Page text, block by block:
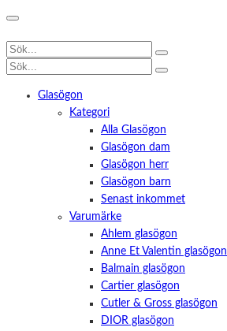
Glasögon
Kategori
Alla Glasögon
Glasögon dam
Glasögon herr
Glasögon barn
Senast inkommet
Varumärke
Ahlem glasögon
Anne Et Valentin glasögon
Balmain glasögon
Cartier glasögon
Cutler & Gross glasögon
DIOR glasögon